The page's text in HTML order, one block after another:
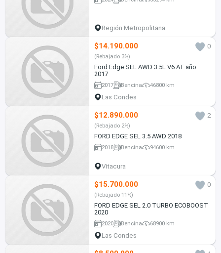
Región Metropolitana
$14.190.000 0
(Rebajado 3%)
Ford Edge SEL AWD 3.5L V6 AT año
2017
2017 Bencina 46800 km
Las Condes
$12.890.000 2
(Rebajado 2%)
FORD EDGE SEL 3.5 AWD 2018
2018 Bencina 94600 km
Vitacura
$15.700.000 0
(Rebajado 11%)
FORD EDGE SEL 2.0 TURBO ECOBOOST
2020
2020 Bencina 68900 km
Las Condes